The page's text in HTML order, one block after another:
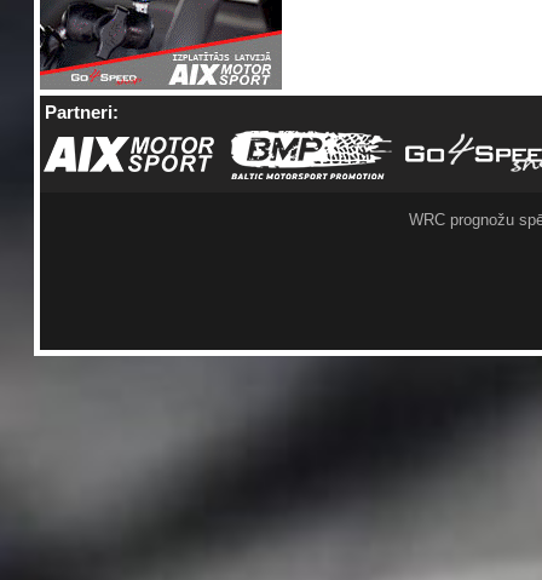
Partneri:
WRC prognožu